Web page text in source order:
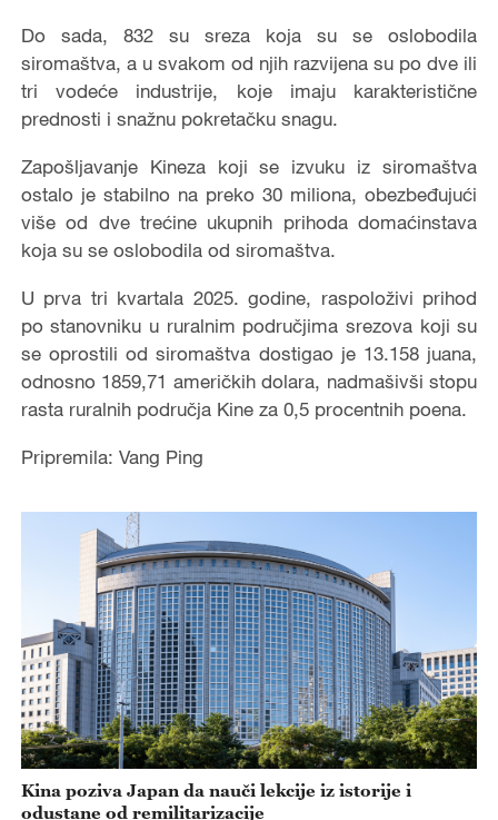
Do sada, 832 su sreza koja su se oslobodila
siromaštva, a u svakom od njih razvijena su po dve ili
tri vodeće industrije, koje imaju karakteristične
prednosti i snažnu pokretačku snagu.
Zapošljavanje Kineza koji se izvuku iz siromaštva
ostalo je stabilno na preko 30 miliona, obezbeđujući
više od dve trećine ukupnih prihoda domaćinstava
koja su se oslobodila od siromaštva.
U prva tri kvartala 2025. godine, raspoloživi prihod
po stanovniku u ruralnim područjima srezova koji su
se oprostili od siromaštva dostigao je 13.158 juana,
odnosno 1859,71 američkih dolara, nadmašivši stopu
rasta ruralnih područja Kine za 0,5 procentnih poena.
Pripremila: Vang Ping
Kina poziva Japan da nauči lekcije iz istorije i
odustane od remilitarizacije